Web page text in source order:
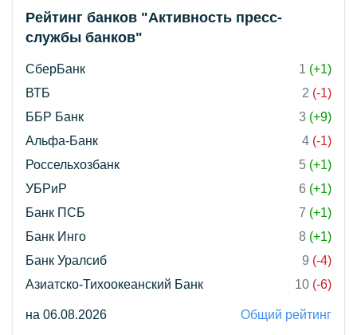
Рейтинг банков "Активность пресс-
службы банков"
СберБанк 1 (+1)
ВТБ
2 (-1)
ББР Банк
3 (+9)
Альфа-Банк
4 (-1)
Россельхозбанк
5 (+1)
УБРиР
6 (+1)
Банк ПСБ
7 (+1)
Банк Инго
8 (+1)
Банк Уралсиб
9 (-4)
Азиатско-Тихоокеанский Банк
10 (-6)
на 06.08.2026 Общий рейтинг